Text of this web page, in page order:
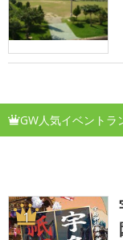
GW人気イベントラ
1